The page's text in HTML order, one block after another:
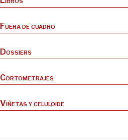
Fuera de cuadro
Dossiers
Cortometrajes
Viñetas y celuloide